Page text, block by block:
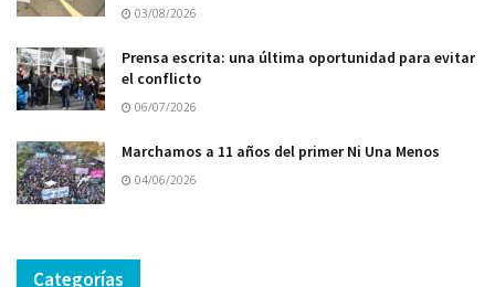
03/08/2026
Prensa escrita: una última oportunidad para evitar
el conflicto
06/07/2026
Marchamos a 11 años del primer Ni Una Menos
04/06/2026
Categorías